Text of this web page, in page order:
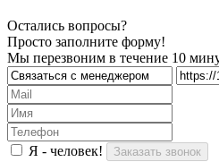
Остались вопросы?
Просто заполните форму!
Мы перезвоним в течение 10
Я - человек!